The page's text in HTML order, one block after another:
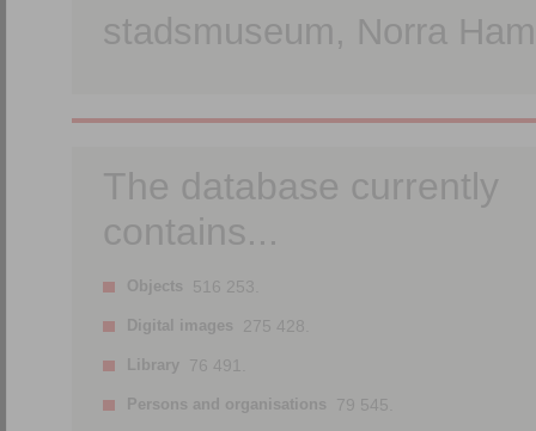
stadsmuseum, Norra
The database currently
contains...
Objects 516 253.
Digital images 275 428.
Library 76 491.
Persons and organisations 79 545.